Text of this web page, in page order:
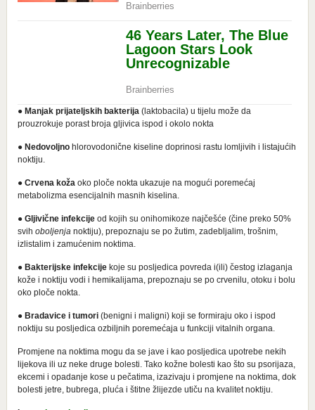
● Manjak prijateljskih bakterija(laktobacila) u tijelu može da
prouzrokuje porast broja gljivica ispod i okolo nokta
● Nedovoljnohlorovodonične kiseline doprinosi rastu lomljivih i listajućih
noktiju.
● Crvena kožaoko ploče nokta ukazuje na mogući poremećaj
metabolizma esencijalnih masnih kiselina.
● Gljivične infekcijeod kojih su onihomikoze najčešće (čine preko 50%
svih oboljenjanoktiju), prepoznaju se po žutim, zadebljalim, trošnim,
izlistalim i zamućenim noktima.
● Bakterijske infekcijekoje su posljedica povreda i(ili) čestog izlaganja
kože i noktiju vodi i hemikalijama, prepoznaju se po crvenilu, otoku i bolu
oko ploče nokta.
● Bradavice i tumori(benigni i maligni) koji se formiraju oko i ispod
noktiju su posljedica ozbiljnih poremećaja u funkciji vitalnih organa.
Promjene na noktima mogu da se jave i kao posljedica upotrebe nekih
lijekova ili uz neke druge bolesti. Tako kožne bolesti kao što su psorijaza,
ekcemi i opadanje kose u pečatima, izazivaju i promjene na noktima, dok
bolesti jetre, bubrega, pluća i štitne žlijezde utiču na kvalitet noktiju.